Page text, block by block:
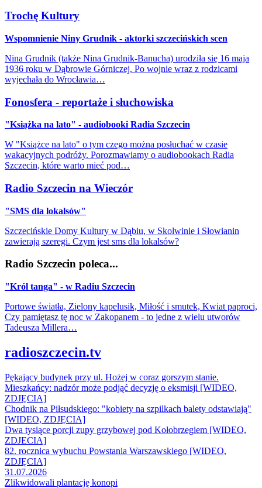
Trochę Kultury
Wspomnienie Niny Grudnik - aktorki szczecińskich scen
Nina Grudnik (także Nina Grudnik-Banucha) urodziła się 16 maja
1936 roku w Dąbrowie Górniczej. Po wojnie wraz z rodzicami
wyjechała do Wrocławia…
Fonosfera - reportaże i słuchowiska
"Książka na lato" - audiobooki Radia Szczecin
W "Książce na lato" o tym czego można posłuchać w czasie
wakacyjnych podróży. Porozmawiamy o audiobookach Radia
Szczecin, które warto mieć pod…
Radio Szczecin na Wieczór
"SMS dla lokalsów"
Szczecińskie Domy Kultury w Dąbiu, w Skolwinie i Słowianin
zawierają szeregi. Czym jest sms dla lokalsów?
Radio Szczecin poleca...
"Król tanga" - w Radiu Szczecin
Portowe światła, Zielony kapelusik, Miłość i smutek, Kwiat paproci,
Czy pamiętasz tę noc w Zakopanem - to jedne z wielu utworów
Tadeusza Millera…
radioszczecin.tv
Pękający budynek przy ul. Hożej w coraz gorszym stanie.
Mieszkańcy: nadzór może podjąć decyzję o eksmisji [WIDEO,
ZDJĘCIA]
Chodnik na Piłsudskiego: "kobiety na szpilkach balety odstawiają"
[WIDEO, ZDJĘCIA]
Dwa tysiące porcji zupy grzybowej pod Kołobrzegiem [WIDEO,
ZDJECIA]
82. rocznica wybuchu Powstania Warszawskiego [WIDEO,
ZDJĘCIA]
31.07.2026
Zlikwidowali plantację konopi